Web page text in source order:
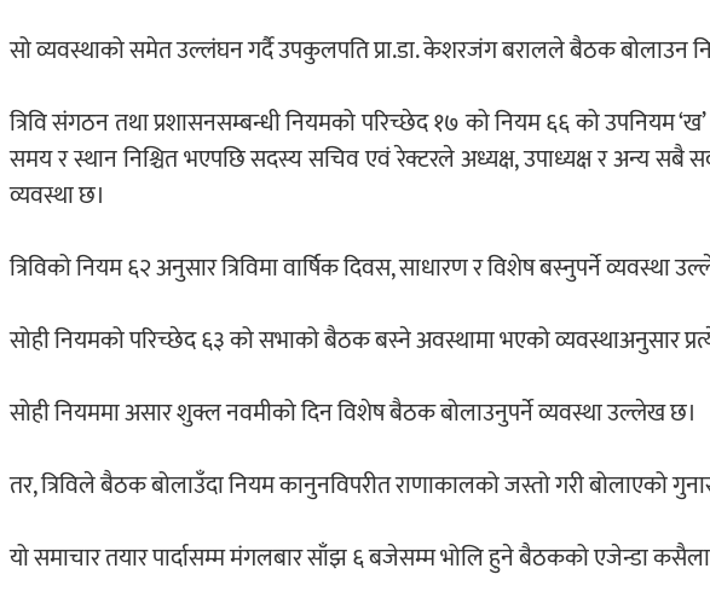
सो व्यवस्थाको समेत उल्लंघन गर्दै उपकुलपति प्रा.डा. केशरजंग बरालले बैठक बोलाउन
त्रिवि संगठन तथा प्रशासनसम्बन्धी नियमको परिच्छेद १७ को नियम ६६ को उपनियम
समय र स्थान निश्चित भएपछि सदस्य सचिव एवं रेक्टरले अध्यक्ष, उपाध्यक्ष र अन्य सबै
व्यवस्था छ।
त्रिविको नियम ६२ अनुसार त्रिविमा वार्षिक दिवस, साधारण र विशेष बस्नुपर्ने व्यवस्था
सोही नियमको परिच्छेद ६३ को सभाको बैठक बस्ने अवस्थामा भएको व्यवस्थाअनुसार
सोही नियममा असार शुक्ल नवमीको दिन विशेष बैठक बोलाउनुपर्ने व्यवस्था उल्लेख छ।
तर, त्रिविले बैठक बोलाउँदा नियम कानुनविपरीत राणाकालको जस्तो गरी बोलाएको
यो समाचार तयार पार्दासम्म मंगलबार साँझ ६ बजेसम्म भोलि हुने बैठकको एजेन्डा